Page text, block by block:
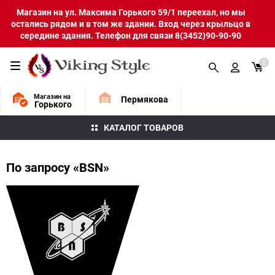
Магазин на ул. Максима Горького 59/1 переехал, но мы
остались рядом и в том же здании. Вход через крыльцо в
середине здания. Телефон для связи 8(3452)90-90-90
Магазин на
Горького Пермякова
КАТАЛОГ ТОВАРОВ
0
По запросу «BSN»